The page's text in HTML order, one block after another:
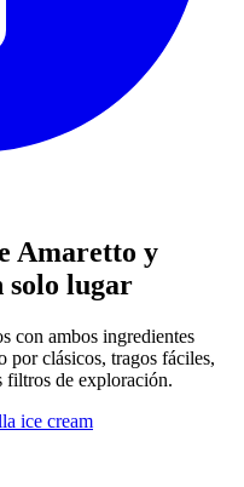
Amaretto y
solo lugar
con ambos ingredientes
por clásicos, tragos fáciles,
filtros de exploración.
ice cream